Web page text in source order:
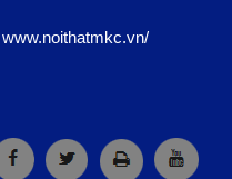
www.noithatmkc.vn/